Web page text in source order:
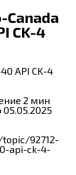
Canada
CK-4
2 мин
05.05.2025
92712-
api-ck-4-